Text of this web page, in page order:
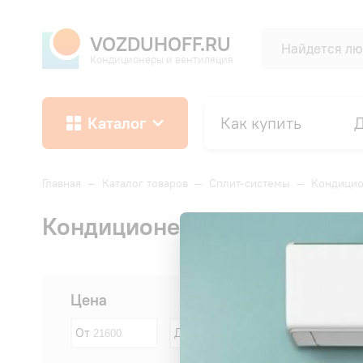
VOZDUHOFF.RU
Кондиционеры и вентиляция
Каталог Как купить
Главная — Каталог товаров — Сплит-системы —
Кондиционеры CHERBROOKE
Цена
От До